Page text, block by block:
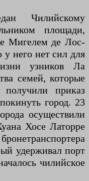
Чилийскому
площади,
Мигелем де Лос-
него нет сил для
узников Ла
семей, которые
получили приказ
город. 23
осуществили
Хосе Латорре
удерживал порт
чилийское